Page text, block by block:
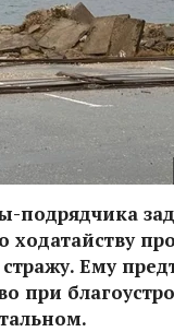
подрядчика
ходатайству
Ему
при